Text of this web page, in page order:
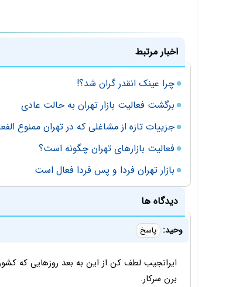
اخبار مرتبط
چرا عینک انقدر گران شد؟!
برگشت فعالیت بازار تهران به حالت عادی
جزییات تازه از مشاغلی که در تهران ممنوع
فعالیت بازارهای تهران چگونه است؟
بازار تهران فردا و پس فردا فعال است
دیدگاه ها
وحید: پاسخ
ایرانجیب لطف کن از این به بعد روزهایی که
برن سرکار.